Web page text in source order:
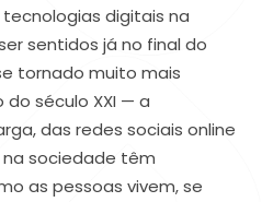
digitais na
sentidos já no final do
tornado muito mais
século XXI — a
das redes sociais online
sociedade têm
as pessoas vivem, se